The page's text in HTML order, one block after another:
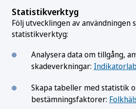
Statistikverktyg
Följ utvecklingen av användningen
statistikverktyg:
Analysera data om tillgång,
skadeverkningar:
Skapa tabeller med statistik
bestämningsfaktorer: